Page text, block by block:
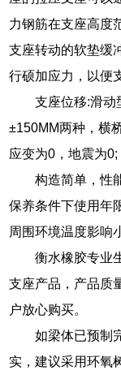
力钢筋在支座高度
支座转动的软垫缓
行硕加应力，以便
支座位移:滑动
±150MM两种，横
应变为0，地震为0;
构造简单，性
保养条件下使用年
周围环境温度影响
衡水橡胶专业
支座产品，产品质
户放心购买。
如梁体已预制
实，建议采用环氧